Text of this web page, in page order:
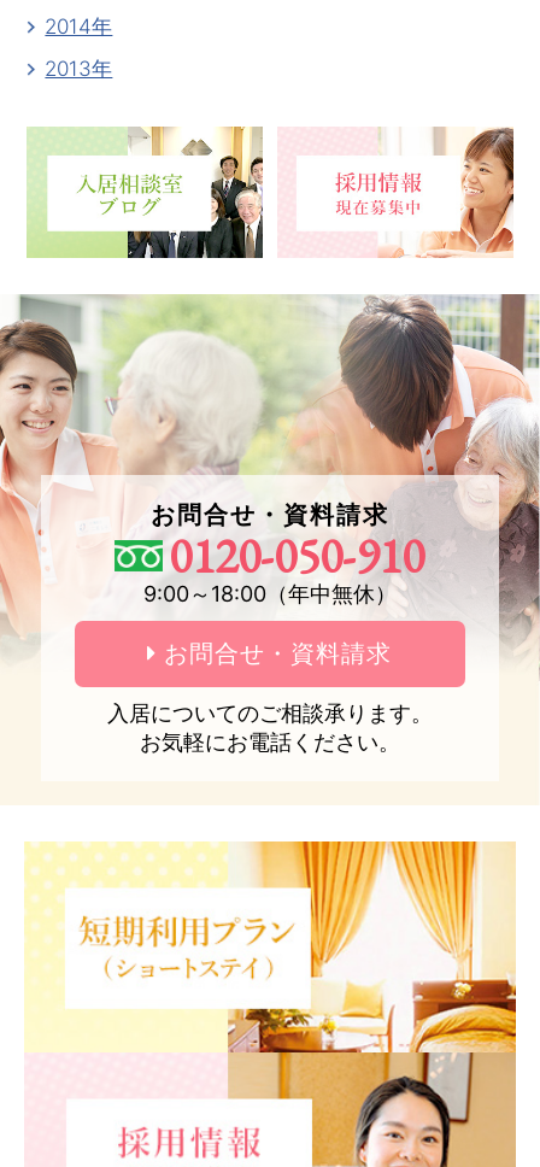
2014年
2013年
お問合せ・資料請求
0120-050-910
9:00～18:00（年中無休）
お問合せ・資料請求
入居についてのご相談承ります。
お気軽にお電話ください。